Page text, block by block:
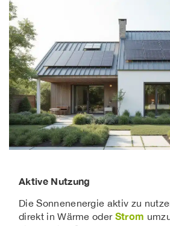
Aktive Nutzung
Die Sonnenenergie aktiv zu
direkt in Wärme oder Strom